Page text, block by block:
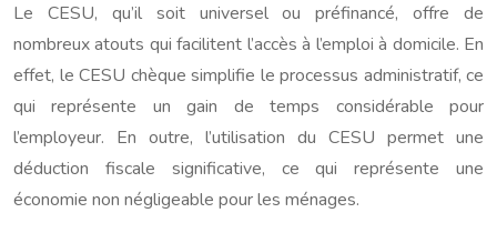
Le CESU, qu’il soit universel ou préfinancé, offre de
nombreux atouts qui facilitent l’accès à l’emploi à domicile. En
effet, le CESU chèque simplifie le processus administratif, ce
qui représente un gain de temps considérable pour
l’employeur. En outre, l’utilisation du CESU permet une
déduction fiscale significative, ce qui représente une
économie non négligeable pour les ménages.